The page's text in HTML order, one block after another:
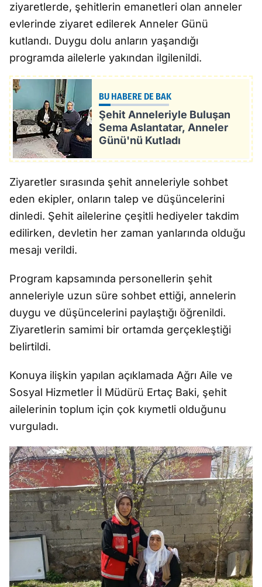
ziyaretlerde, şehitlerin emanetleri olan anneler
evlerinde ziyaret edilerek Anneler Günü
kutlandı. Duygu dolu anların yaşandığı
programda ailelerle yakından ilgilenildi.
BU HABERE DE BAK
Şehit Anneleriyle Buluşan
Sema Aslantatar, Anneler
Günü'nü Kutladı
Ziyaretler sırasında şehit anneleriyle sohbet
eden ekipler, onların talep ve düşüncelerini
dinledi. Şehit ailelerine çeşitli hediyeler takdim
edilirken, devletin her zaman yanlarında olduğu
mesajı verildi.
Program kapsamında personellerin şehit
anneleriyle uzun süre sohbet ettiği, annelerin
duygu ve düşüncelerini paylaştığı öğrenildi.
Ziyaretlerin samimi bir ortamda gerçekleştiği
belirtildi.
Konuya ilişkin yapılan açıklamada Ağrı Aile ve
Sosyal Hizmetler İl Müdürü Ertaç Baki, şehit
ailelerinin toplum için çok kıymetli olduğunu
vurguladı.